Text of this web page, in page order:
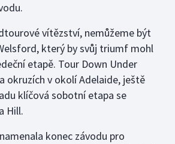
vítězství, nemůžeme být
který by svůj triumf mohl
etapě. Tour Down Under
okruzích v okolí Adelaide, ještě
klíčová sobotní etapa se
Hill.
konec závodu pro